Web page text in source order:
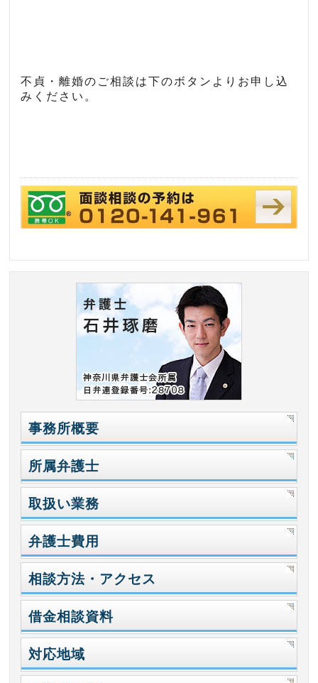
不貞・離婚のご相談は下のボタンよりお申し込
みください。
事務所概要
所属弁護士
取扱い業務
弁護士費用
相談方法・アクセス
借金相談資料
対応地域